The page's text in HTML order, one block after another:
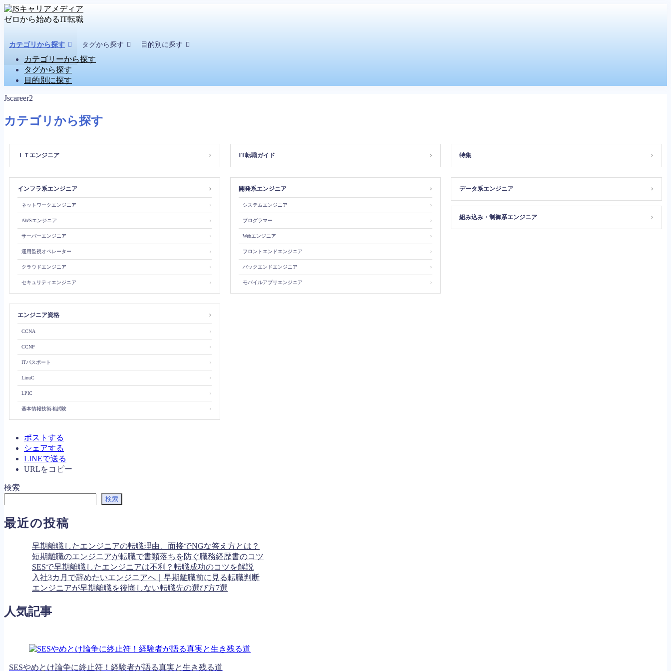
ゼロから始めるIT転職
カテゴリから探す タグから探す 目的別に探す
MENU
カテゴリから探す
目的別に探す
カテゴリーから探す
タグから探す
目的別に探す
Jscareer2
カテゴリから探す
ＩＴエンジニア ＞ IT転職ガイド ＞ 特集 ＞
インフラ系エンジニア ＞
ネットワークエンジニア ＞
AWSエンジニア ＞
サーバーエンジニア ＞
運用監視オペレーター ＞
クラウドエンジニア ＞
セキュリティエンジニア ＞
開発系エンジニア ＞
システムエンジニア ＞
プログラマー ＞
Webエンジニア ＞
フロントエンドエンジニア ＞
バックエンドエンジニア ＞
モバイルアプリエンジニア ＞
データ系エンジニア ＞
組み込み・制御系エンジニア ＞
エンジニア資格 ＞
CCNA ＞
CCNP ＞
ITパスポート ＞
LinuC ＞
LPIC ＞
基本情報技術者試験 ＞
ポストする
シェアする
LINEで送る
URLをコピー
検索
検索
最近の投稿
早期離職したエンジニアの転職理由、面接でNGな答え方とは？
短期離職のエンジニアが転職で書類落ちを防ぐ職務経歴書のコツ
SESで早期離職したエンジニアは不利？転職成功のコツを解説
入社3カ月で辞めたいエンジニアへ｜早期離職前に見る転職判断
エンジニアが早期離職を後悔しない転職先の選び方7選
人気記事
SESやめとけ論争に終止符！経験者が語る真実と生き残る道